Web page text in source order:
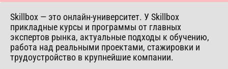
​Skillbox — это онлайн-университет. У Skillbox
прикладные курсы и программы от главных
экспертов рынка, актуальные подходы к обучению,
работа над реальными проектами, стажировки и
трудоустройство в крупнейшие компании.